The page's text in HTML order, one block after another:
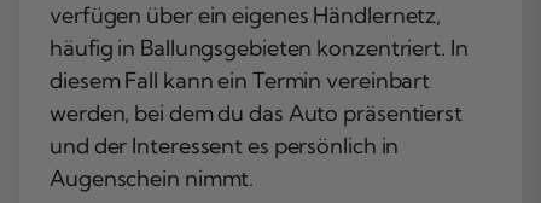
verfügen über ein eigenes Händlernetz,
häufig in Ballungsgebieten konzentriert. In
diesem Fall kann ein Termin vereinbart
werden, bei dem du das Auto präsentierst
und der Interessent es persönlich in
Augenschein nimmt.